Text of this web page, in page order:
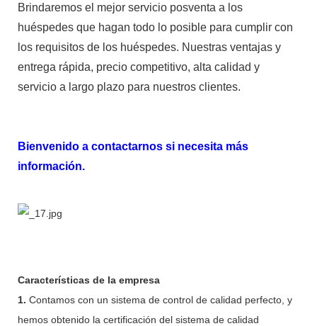
Brindaremos el mejor servicio posventa a los
huéspedes que hagan todo lo posible para cumplir con
los requisitos de los huéspedes. Nuestras ventajas y
entrega rápida, precio competitivo, alta calidad y
servicio a largo plazo para nuestros clientes.
Bienvenido a contactarnos si necesita más
información.
Características de la empresa
1. Contamos con un sistema de control de calidad perfecto, y
hemos obtenido la certificación del sistema de calidad